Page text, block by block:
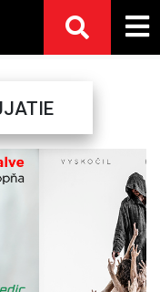
Next